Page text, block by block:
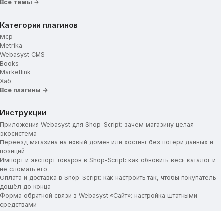
Все темы →
Категории плагинов
Mcp
Metrika
Webasyst CMS
Books
Marketlink
Хаб
Все плагины →
Инструкции
Приложения Webasyst для Shop-Script: зачем магазину целая
экосистема
Переезд магазина на новый домен или хостинг без потери данных и
позиций
Импорт и экспорт товаров в Shop-Script: как обновить весь каталог и
не сломать его
Оплата и доставка в Shop-Script: как настроить так, чтобы покупатель
дошёл до конца
Форма обратной связи в Webasyst «Сайт»: настройка штатными
средствами